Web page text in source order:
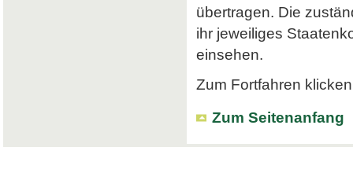
übertragen. Die
ihr jeweiliges
einsehen.
Zum Fortfahren
Zum Seitenanfang